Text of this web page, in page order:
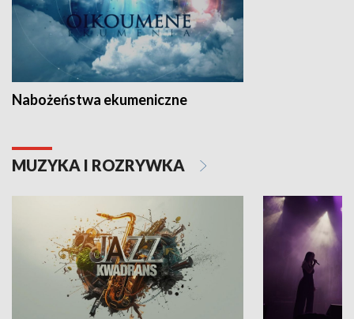
Nabożeństwa ekumeniczne
MUZYKA I ROZRYWKA